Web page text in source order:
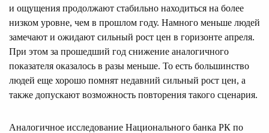
и ощущения продолжают стабильно находиться на более
низком уровне, чем в прошлом году. Намного меньше людей
замечают и ожидают сильный рост цен в горизонте апреля.
При этом за прошедший год снижение аналогичного
показателя оказалось в разы меньше. То есть большинство
людей еще хорошо помнят недавний сильный рост цен, а
также допускают возможность повторения такого сценария.
Аналогичное исследование Национального банка РК по